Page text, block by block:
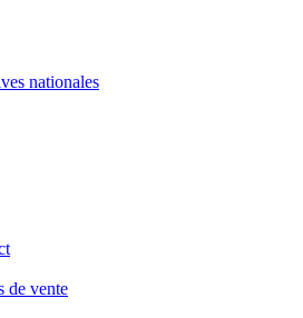
nationales
de vente